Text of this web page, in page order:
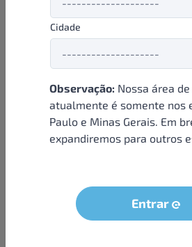
Cidade
Observação: Nossa área
atualmente é somente nos
Paulo e Minas Gerais. Em
expandiremos para outros
Entrar
Formas de pagamento
Institucional
Sobre nós
Condições e termos
Seja um parceiro
LGPD - Solicitação dos dados do titular